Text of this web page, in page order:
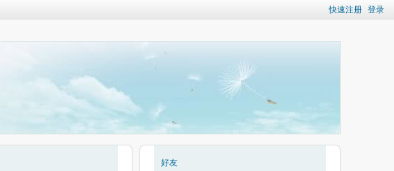
快速注册 登录
好友